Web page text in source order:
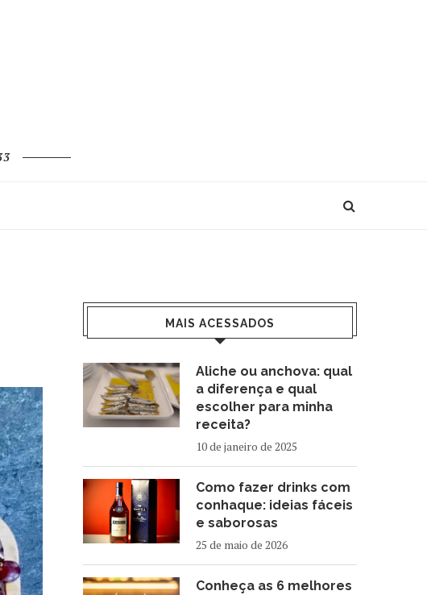
MAIS ACESSADOS
Aliche ou anchova: qual
a diferença e qual
escolher para minha
receita?
10 de janeiro de 2025
Como fazer drinks com
conhaque: ideias fáceis
e saborosas
25 de maio de 2026
Conheça as 6 melhores